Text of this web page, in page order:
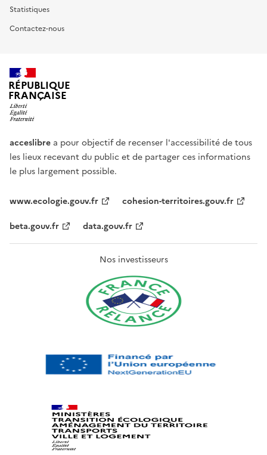
Statistiques
Contactez-nous
RÉPUBLIQUE
FRANÇAISE
acceslibre a pour objectif de recenser l'accessibilité de tous
les lieux recevant du public et de partager ces informations
le plus largement possible.
www.ecologie.gouv.fr
cohesion-territoires.gouv.fr
beta.gouv.fr
data.gouv.fr
Nos investisseurs